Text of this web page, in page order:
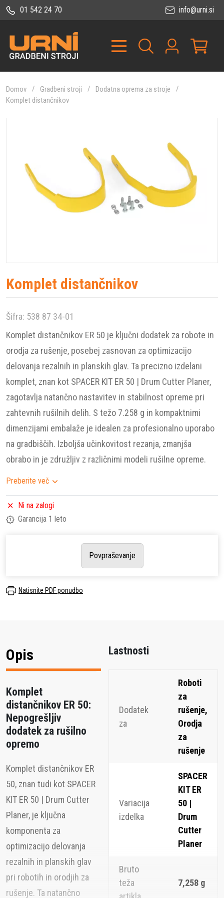
01 542 24 70 info@urni.si
Domov Gradbeni stroji
Dodatna oprema za stroje
Komplet distančnikov
Komplet distančnikov
Šifra: 538 87 34-01
Komplet distančnikov ER 50 je ključni dodatek za robote in
orodja za rušenje, posebej zasnovan za optimizacijo
delovanja rezalnih in planskih glav. Ta precizno izdelani
komplet, znan kot SPACER KIT ER 50 | Drum Cutter Planer,
zagotavlja natančno nastavitev in stabilnost opreme pri
zahtevnih rušilnih delih. S težo 7.258 g in kompaktnimi
dimenzijami embalaže je idealen za profesionalno uporabo
na gradbiščih. Izboljša učinkovitost rezanja, zmanjša
obrabo in je združljiv z različnimi modeli rušilne opreme.
Preberite več
Ni na zalogi
Garancija 1 leto
Povpraševanje
Natisnite PDF ponudbo
Opis
Komplet
distančnikov ER 50:
Nepogrešljiv
dodatek za rušilno
opremo
Komplet distančnikov ER
50, znan tudi kot SPACER
KIT ER 50 | Drum Cutter
Planer, je ključna
komponenta za
optimizacijo delovanja
rezalnih in planskih glav
pri robotih in orodjih za
rušenje. Ta natančno
Lastnosti
Dodatek
za
Roboti
za
rušenje,
Orodja
za
rušenje
Variacija
izdelka
SPACER
KIT ER
50 |
Drum
Cutter
Planer
Bruto
teža
7,258 g